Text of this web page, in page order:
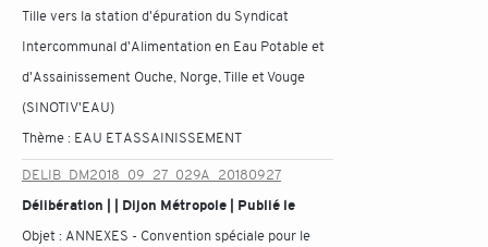
Tille vers la station d'épuration du Syndicat
Intercommunal d'Alimentation en Eau Potable et
d'Assainissement Ouche, Norge, Tille et Vouge
(SINOTIV'EAU)
Thème : EAU ET ASSAINISSEMENT
DELIB_DM2018_09_27_029A_20180927
Délibération | | Dijon Métropole | Publié le
Objet : ANNEXES - Convention spéciale pour le